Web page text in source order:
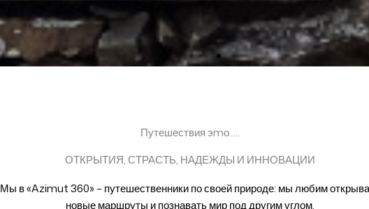
Путешествия эmо.....
ОТКРЫТИЯ, СТРАСТЬ, НАДЕЖДЫ И ИННОВАЦИИ
Мы в «Azimut 360» – путешественники по своей природе: мы любим
новые маршруты и познавать мир под другим углом.